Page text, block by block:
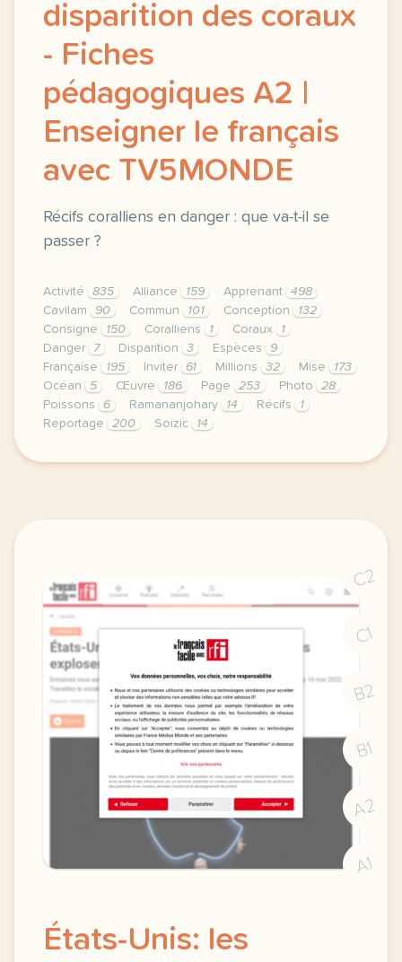
disparition des coraux
- Fiches
pédagogiques A2 |
Enseigner le français
avec TV5MONDE
Récifs coralliens en danger : que va-t-il se
passer ?
Activité 835 Alliance 159 Apprenant
498
Cavilam
90 Commun 101 Conception
132
Consigne
150 Coralliens 1 Coraux
1
Danger
7 Disparition 3 Espèces
9
Française
195 Inviter 61 Millions 32 Mise
173
Océan
5 Œuvre 186 Page 253 Photo
28
Poissons
6 Ramananjohary 14 Récifs
1
Reportage
200 Soizic 14
continuer sans accepter le respect de votre vie
C2
C1
B2
B1
A2
A1
États-Unis: les